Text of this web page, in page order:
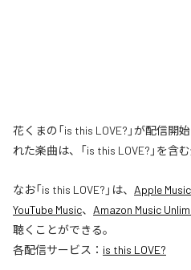
花くまの「is this LOVE?」が配信開
れた楽曲は、「is this LOVE?」を含
なお「is this LOVE? 」は、 Apple Music
YouTube Music、 Amazon Music
聴くことができる。
各配信サービス： is this LOVE?